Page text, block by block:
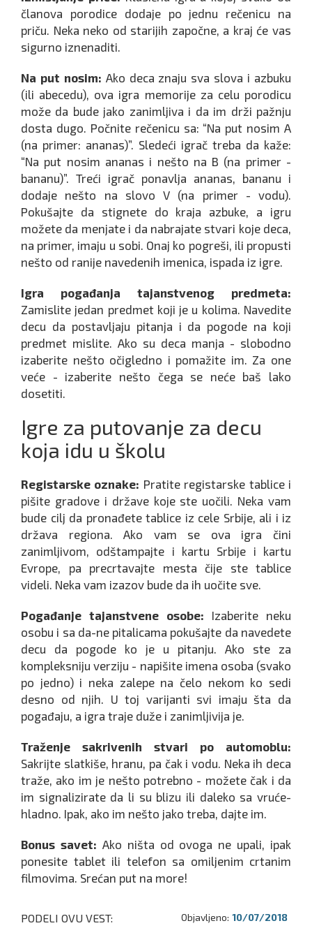
članova porodice dodaje po jednu rečenicu na
priču. Neka neko od starijih započne, a kraj će vas
sigurno iznenaditi.
Na put nosim: Ako deca znaju sva slova i azbuku
(ili abecedu), ova igra memorije za celu porodicu
može da bude jako zanimljiva i da im drži pažnju
dosta dugo. Počnite rečenicu sa: “Na put nosim A
(na primer: ananas)”. Sledeći igrač treba da kaže:
“Na put nosim ananas i nešto na B (na primer -
bananu)”. Treći igrač ponavlja ananas, bananu i
dodaje nešto na slovo V (na primer - vodu).
Pokušajte da stignete do kraja azbuke, a igru
možete da menjate i da nabrajate stvari koje deca,
na primer, imaju u sobi. Onaj ko pogreši, ili propusti
nešto od ranije navedenih imenica, ispada iz igre.
Igra pogađanja tajanstvenog predmeta:
Zamislite jedan predmet koji je u kolima. Navedite
decu da postavljaju pitanja i da pogode na koji
predmet mislite. Ako su deca manja - slobodno
izaberite nešto očigledno i pomažite im. Za one
veće - izaberite nešto čega se neće baš lako
dosetiti.
Igre za putovanje za decu
koja idu u školu
Registarske oznake: Pratite registarske tablice i
pišite gradove i države koje ste uočili. Neka vam
bude cilj da pronađete tablice iz cele Srbije, ali i iz
država regiona. Ako vam se ova igra čini
zanimljivom, odštampajte i kartu Srbije i kartu
Evrope, pa precrtavajte mesta čije ste tablice
videli. Neka vam izazov bude da ih uočite sve.
Pogađanje tajanstvene osobe: Izaberite neku
osobu i sa da-ne pitalicama pokušajte da navedete
decu da pogode ko je u pitanju. Ako ste za
kompleksniju verziju - napišite imena osoba (svako
po jedno) i neka zalepe na čelo nekom ko sedi
desno od njih. U toj varijanti svi imaju šta da
pogađaju, a igra traje duže i zanimljivija je.
Traženje sakrivenih stvari po automoblu:
Sakrijte slatkiše, hranu, pa čak i vodu. Neka ih deca
traže, ako im je nešto potrebno - možete čak i da
im signalizirate da li su blizu ili daleko sa vruće-
hladno. Ipak, ako im nešto jako treba, dajte im.
Bonus savet: Ako ništa od ovoga ne upali, ipak
ponesite tablet ili telefon sa omiljenim crtanim
filmovima. Srećan put na more!
PODELI OVU VEST: Objavljeno: 10/07/2018